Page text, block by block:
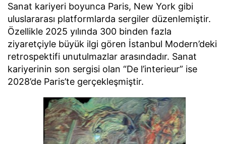
Sanat kariyeri boyunca Paris, New York gibi
uluslararası platformlarda sergiler düzenlemiştir.
Özellikle 2025 yılında 300 binden fazla
ziyaretçiyle büyük ilgi gören İstanbul Modern’deki
retrospektifi unutulmazlar arasındadır. Sanat
kariyerinin son sergisi olan “De l’interieur” ise
2028’de Paris’te gerçekleşmiştir.